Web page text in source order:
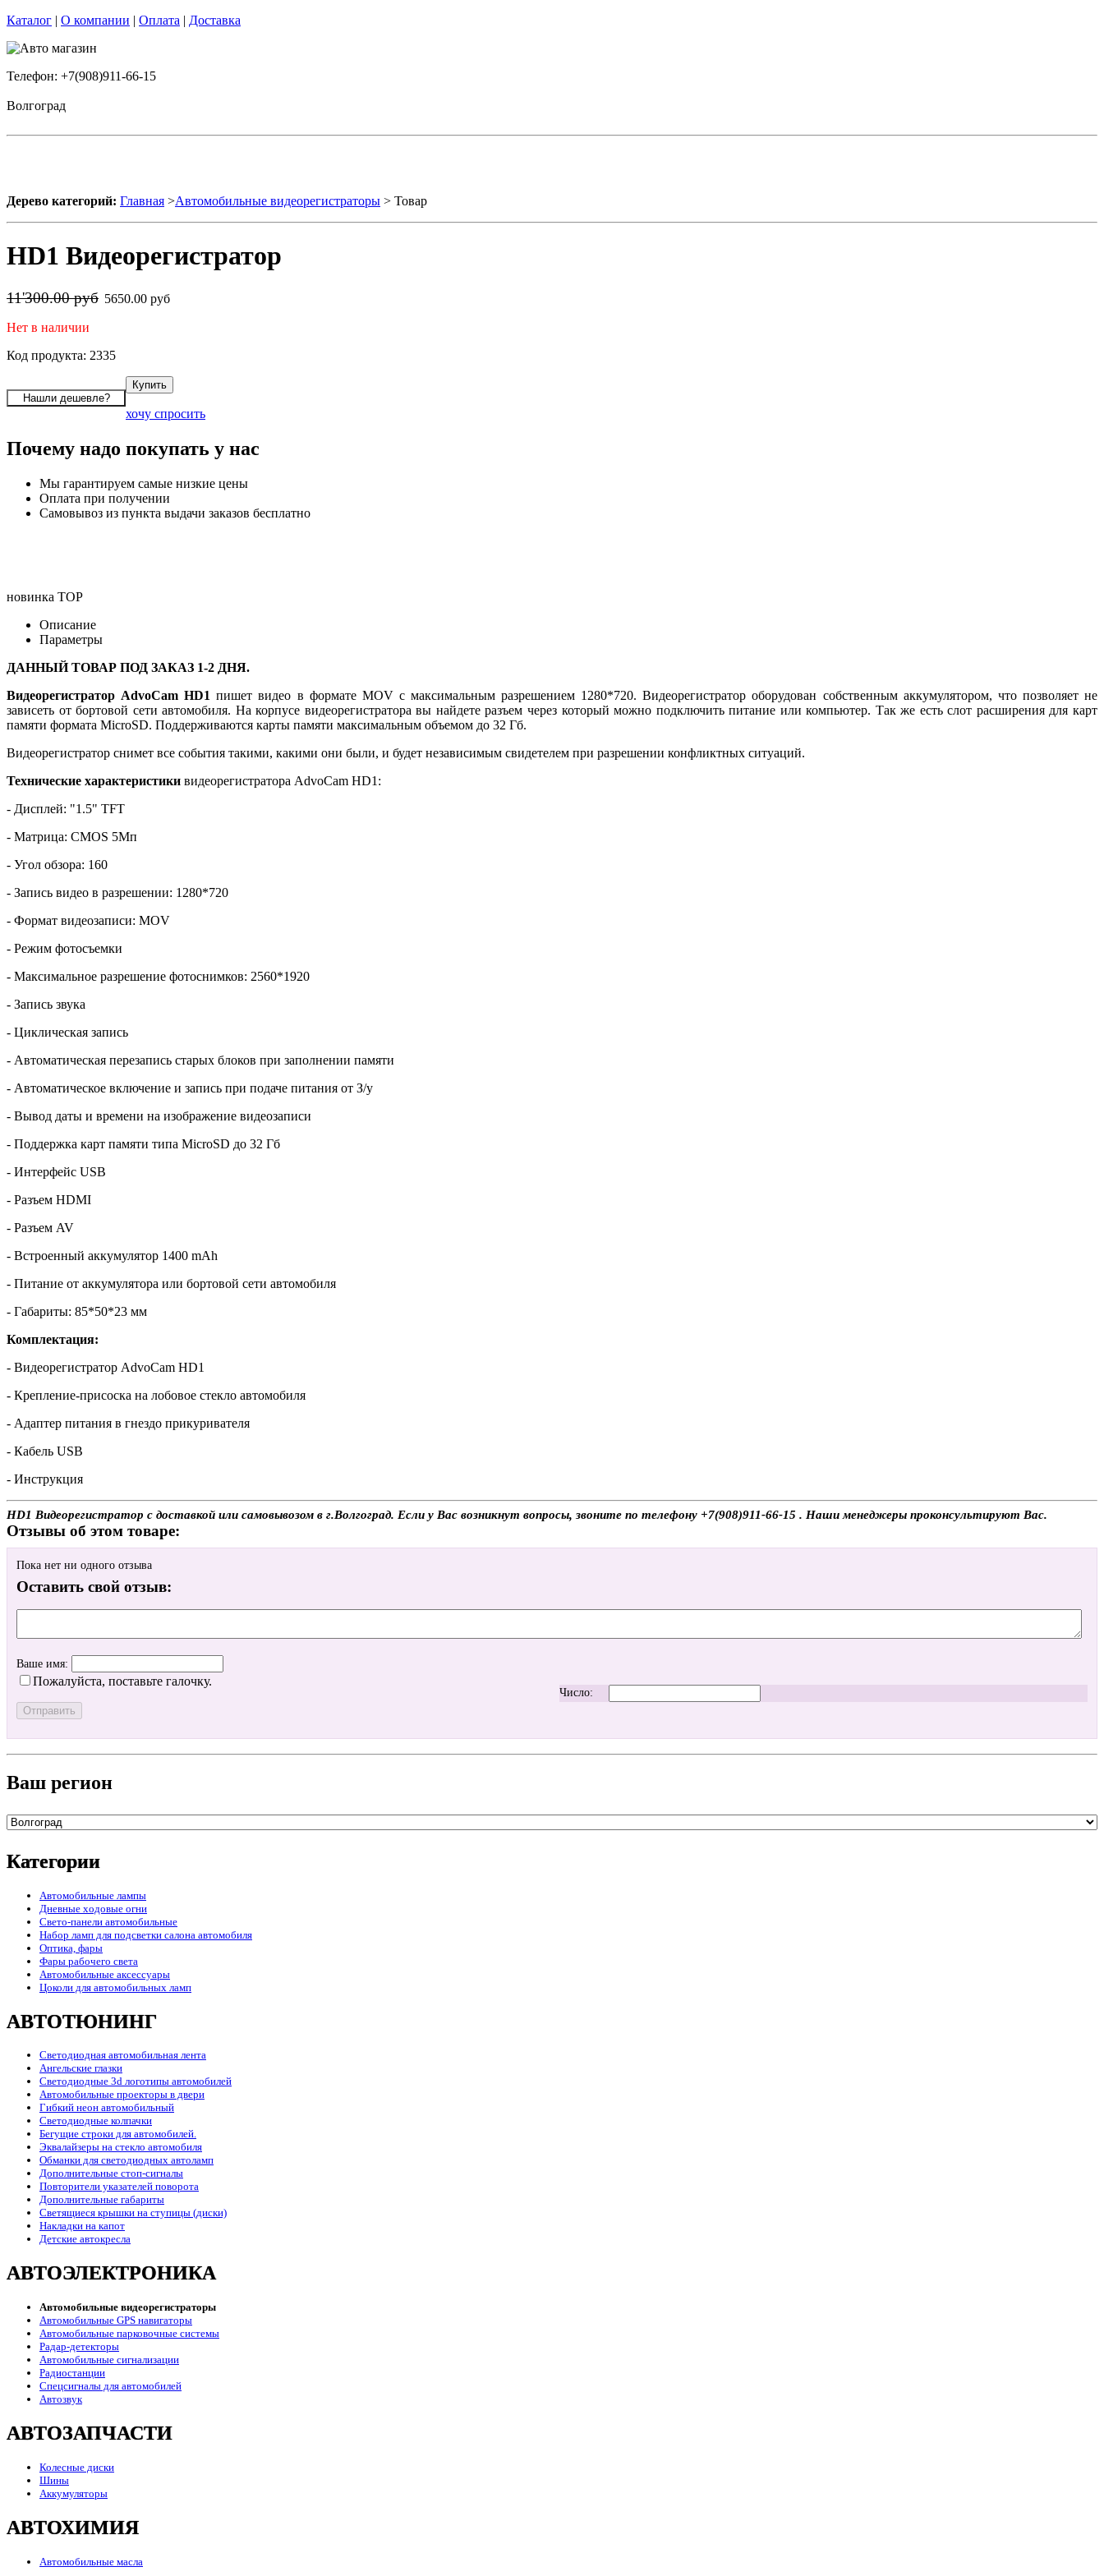
Каталог | О компании | Оплата | Доставка
Телефон: +7(908)911-66-15
Волгоград
Дерево категорий: Главная >Автомобильные видеорегистраторы > Товар
HD1 Видеорегистратор
11'300.00 руб 5650.00 руб
Нет в наличии
Код продукта: 2335
хочу спросить
Почему надо покупать у нас
Мы гарантируем самые низкие цены
Оплата при получении
Самовывоз из пункта выдачи заказов бесплатно
новинка TOP
Описание
Параметры
ДАННЫЙ ТОВАР ПОД ЗАКАЗ 1-2 ДНЯ.
Видеорегистратор AdvoCam HD1 пишет видео в формате MOV с максимальным разрешением 1280*720. Видеорегистратор оборудован собственным аккумулятором, что позволяет не
зависеть от бортовой сети автомобиля. На корпусе видеорегистратора вы найдете разъем через который можно подключить питание или компьютер. Так же есть слот расширения для карт
памяти формата MicroSD. Поддерживаются карты памяти максимальным объемом до 32 Гб.
Видеорегистратор снимет все события такими, какими они были, и будет независимым свидетелем при разрешении конфликтных ситуаций.
Технические характеристики видеорегистратора AdvoCam HD1:
- Дисплей: "1.5" TFT
- Матрица: CMOS 5Мп
- Угол обзора: 160
- Запись видео в разрешении: 1280*720
- Формат видеозаписи: MOV
- Режим фотосъемки
- Максимальное разрешение фотоснимков: 2560*1920
- Запись звука
- Циклическая запись
- Автоматическая перезапись старых блоков при заполнении памяти
- Автоматическое включение и запись при подаче питания от З/у
- Вывод даты и времени на изображение видеозаписи
- Поддержка карт памяти типа MicroSD до 32 Гб
- Интерфейс USB
- Разъем HDMI
- Разъем AV
- Встроенный аккумулятор 1400 mAh
- Питание от аккумулятора или бортовой сети автомобиля
- Габариты: 85*50*23 мм
Комплектация:
- Видеорегистратор AdvoCam HD1
- Крепление-присоска на лобовое стекло автомобиля
- Адаптер питания в гнездо прикуривателя
- Кабель USB
- Инструкция
HD1 Видеорегистратор с доставкой или самовывозом в г.Волгоград. Если у Вас возникнут вопросы, звоните по телефону +7(908)911-66-15 . Наши менеджеры проконсультируют Вас.
Отзывы об этом товаре:
Пока нет ни одного отзыва
Оставить свой отзыв:
Ваше имя:
Пожалуйста, поставьте галочку.
Число:
Ваш регион
Категории
Автомобильные лампы
Дневные ходовые огни
Свето-панели автомобильные
Набор ламп для подсветки салона автомобиля
Оптика, фары
Фары рабочего света
Автомобильные аксессуары
Цоколи для автомобильных ламп
АВТОТЮНИНГ
Светодиодная автомобильная лента
Ангельские глазки
Светодиодные 3d логотипы автомобилей
Автомобильные проекторы в двери
Гибкий неон автомобильный
Светодиодные колпачки
Бегущие строки для автомобилей.
Эквалайзеры на стекло автомобиля
Обманки для светодиодных автоламп
Дополнительные стоп-сигналы
Повторители указателей поворота
Дополнительные габариты
Светящиеся крышки на ступицы (диски)
Накладки на капот
Детские автокресла
АВТОЭЛЕКТРОНИКА
Автомобильные видеорегистраторы
Автомобильные GPS навигаторы
Автомобильные парковочные системы
Радар-детекторы
Автомобильные сигнализации
Радиостанции
Спецсигналы для автомобилей
Автозвук
АВТОЗАПЧАСТИ
Колесные диски
Шины
Аккумуляторы
АВТОХИМИЯ
Автомобильные масла